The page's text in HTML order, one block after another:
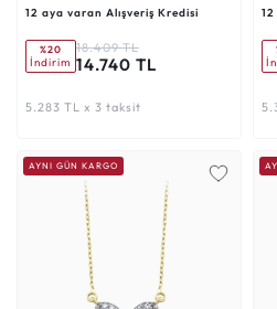
12 aya varan Alışveriş Kredisi
%20
İndirim
18.409 TL
14.740 TL
5.283 TL x 3 taksit
AYNI GÜN KARGO